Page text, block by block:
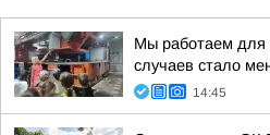
Мы работаем для
случаев стало
14:45